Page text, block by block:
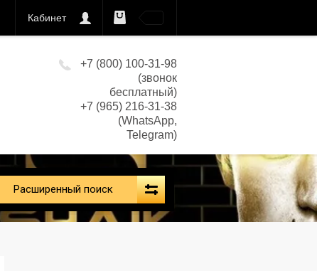
Кабинет
+7 (800) 100-31-98
(звонок
бесплатный)
+7 (965) 216-31-38
(WhatsApp,
Telegram)
Расширенный поиск